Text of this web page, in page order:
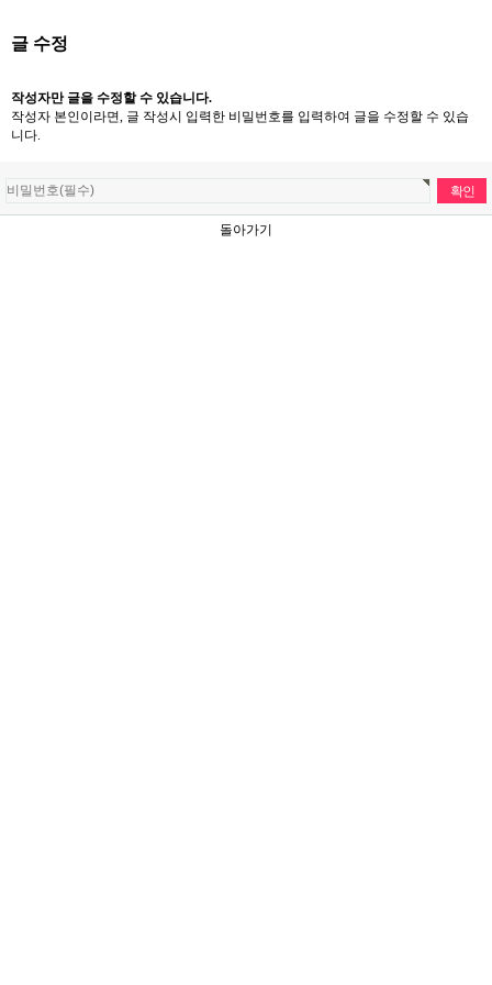
글 수정
작성자만 글을 수정할 수 있습니다.
작성자 본인이라면, 글 작성시 입력한 비밀번호를 입력하여 글을 수정할 수 있습
니다.
돌아가기